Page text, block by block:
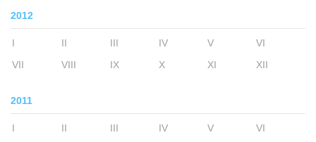
2012
I II III IV V
VI
VII
VIII IX X XI XII
2011
I II III IV V
VI